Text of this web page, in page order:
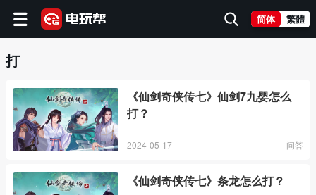
简体 繁體
打
《仙剑奇侠传七》仙剑7九婴怎么
打？
2024-05-17 问答
《仙剑奇侠传七》条龙怎么打？